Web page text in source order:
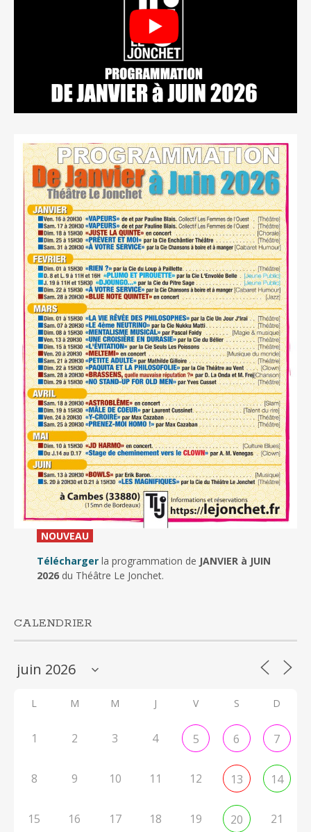
NOUVEAU_
Télécharger la programmation de JANVIER à JUIN
2026du Théâtre Le Jonchet.
CALENDRIER
L M M J V S D
1 2 3 4 5 6 7
8 9 10 11 12 13 14
15 16 17 18 19 20 21